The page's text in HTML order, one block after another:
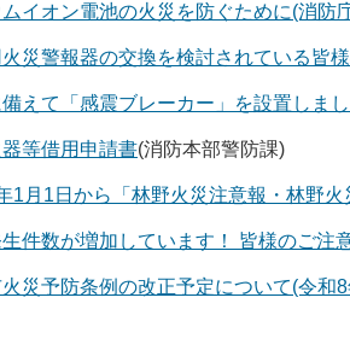
ムイオン電池の火災を防ぐために(消防
災警報器の交換を検討されている皆
えて「感震ブレーカー」を設置しまし
等借用申請書(消防本部警防課)
1月1日から「林野火災注意報・林野火
件数が増加しています！ 皆様のご注
火災予防条例の改正予定について(令和